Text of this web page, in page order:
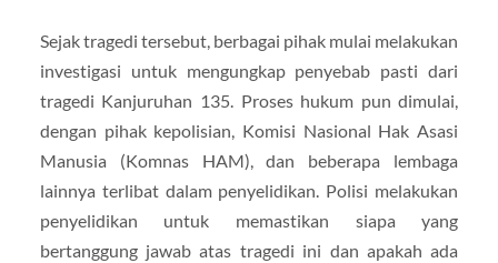
Sejak tragedi tersebut, berbagai pihak mulai melakukan
investigasi untuk mengungkap penyebab pasti dari
tragedi Kanjuruhan 135. Proses hukum pun dimulai,
dengan pihak kepolisian, Komisi Nasional Hak Asasi
Manusia (Komnas HAM), dan beberapa lembaga
lainnya terlibat dalam penyelidikan. Polisi melakukan
penyelidikan untuk memastikan siapa yang
bertanggung jawab atas tragedi ini dan apakah ada